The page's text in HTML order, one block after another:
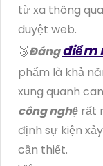
từ xa thông
duyệt web.
🥉Đángđiểm
phẩm là khả
xung quanh
công nghệ rất
định sự kiện
cần thiết.